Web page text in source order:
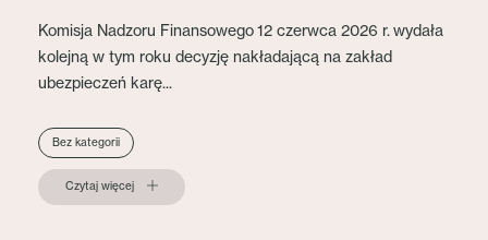
Komisja Nadzoru Finansowego 12 czerwca 2026 r. wydała
kolejną w tym roku decyzję nakładającą na zakład
ubezpieczeń karę...
Bez kategorii
Czytaj więcej